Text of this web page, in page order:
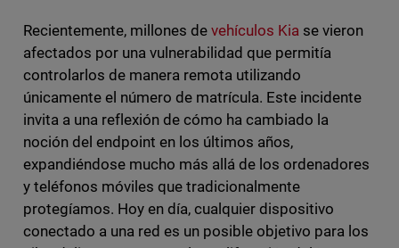
Recientemente, millones de vehículos Kia se vieron
afectados por una vulnerabilidad que permitía
controlarlos de manera remota utilizando
únicamente el número de matrícula. Este incidente
invita a una reflexión de cómo ha cambiado la
noción del endpoint en los últimos años,
expandiéndose mucho más allá de los ordenadores
y teléfonos móviles que tradicionalmente
protegíamos. Hoy en día, cualquier dispositivo
conectado a una red es un posible objetivo para los